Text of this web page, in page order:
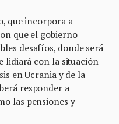
que incorpora a
que el gobierno
desafíos, donde será
lidiará con la situación
en Ucrania y de la
responder a
las pensiones y